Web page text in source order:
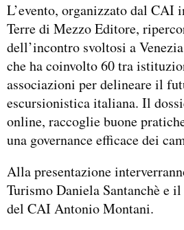
L’evento, organizzato dal CAI
Terre di Mezzo Editore,
dell’incontro svoltosi a
che ha coinvolto 60 tra
associazioni per delineare il
escursionistica italiana. Il
online, raccoglie buone
una governance efficace dei
Alla presentazione
Turismo Daniela Santanchè e
del CAI Antonio Montani.